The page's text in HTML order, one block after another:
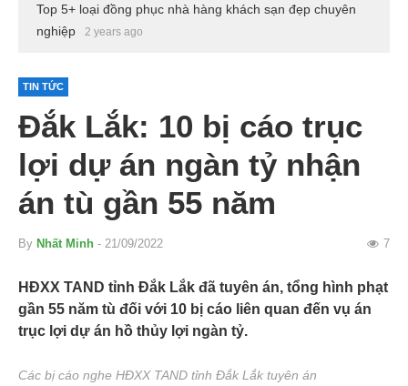
Top 5+ loại đồng phục nhà hàng khách sạn đẹp chuyên
nghiệp
2 years ago
TIN TỨC
Đắk Lắk: 10 bị cáo trục
lợi dự án ngàn tỷ nhận
án tù gần 55 năm
By Nhất Minh - 21/09/2022 7
HĐXX TAND tỉnh Đắk Lắk đã tuyên án, tổng hình phạt
gần 55 năm tù đối với 10 bị cáo liên quan đến vụ án
trục lợi dự án hồ thủy lợi ngàn tỷ.
Các bị cáo nghe HĐXX TAND tỉnh Đắk Lắk tuyên án